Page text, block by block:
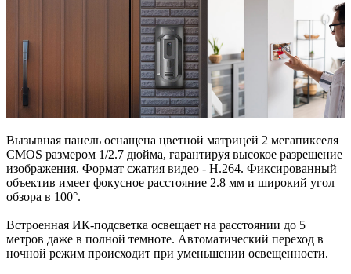
Вызывная панель оснащена цветной матрицей 2 мегапикселя
CMOS размером 1/2.7 дюйма, гарантируя высокое разрешение
изображения. Формат сжатия видео - H.264. Фиксированный
объектив имеет фокусное расстояние 2.8 мм и широкий угол
обзора в 100°.
Встроенная ИК-подсветка освещает на расстоянии до 5
метров даже в полной темноте. Автоматический переход в
ночной режим происходит при уменьшении освещенности.